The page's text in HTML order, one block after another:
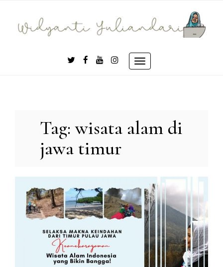
content
Toggle
Tag:wisata alam di
jawa timur